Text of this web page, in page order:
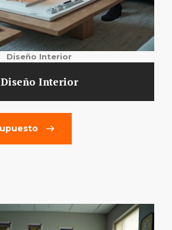
Diseño Interior
Diseño Interior